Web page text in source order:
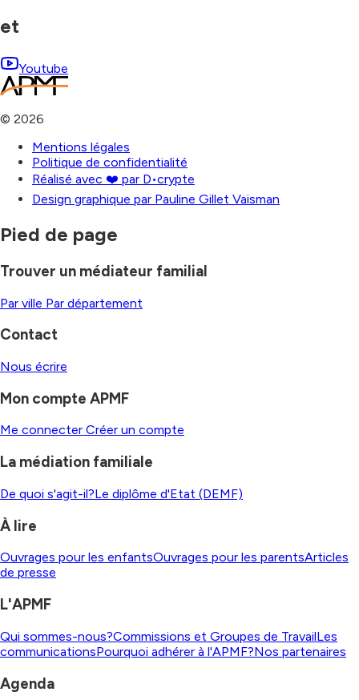
et
Youtube
© 2026
Mentions légales
Politique de confidentialité
Réalisé avec ❤️ par D•crypte
Design graphique par Pauline Gillet Vaisman
Pied de page
Trouver un médiateur familial
Par ville Par département
Contact
Nous écrire
Mon compte APMF
Me connecter Créer un compte
La médiation familiale
De quoi s'agit-il?Le diplôme d'Etat (DEMF)
À lire
Ouvrages pour les enfantsOuvrages pour les parentsArticles
de presse
L'APMF
Qui sommes-nous?Commissions et Groupes de TravailLes
communicationsPourquoi adhérer à l'APMF?Nos partenaires
Agenda